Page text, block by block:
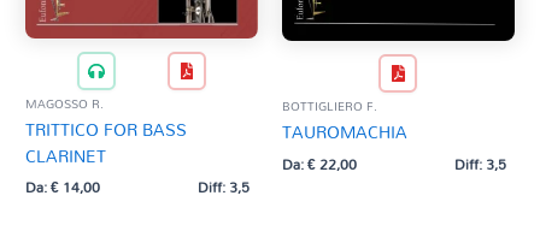
MAGOSSO R.
TRITTICO FOR BASS
CLARINET
Da:€14,00 Diff: 3,5
BOTTIGLIERO F.
TAUROMACHIA
Da:€22,00 Diff: 3,5